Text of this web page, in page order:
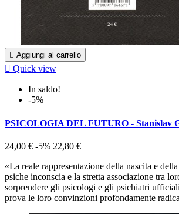
 Aggiungi al carrello
 Quick view
In saldo!
-5%
PSICOLOGIA DEL FUTURO - Stanislav
24,00 € -5% 22,80 €
«La reale rappresentazione della nascita e
psiche inconscia e la stretta associazione tra
sorprendere gli psicologi e gli psichiatri
prova le loro convinzioni profondamente